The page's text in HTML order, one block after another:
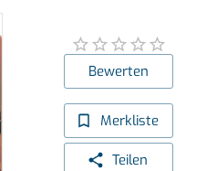
Bewerten
Merkliste
Teilen